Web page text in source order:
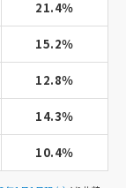
21.4％
15.2％
12.8％
14.3％
10.4％